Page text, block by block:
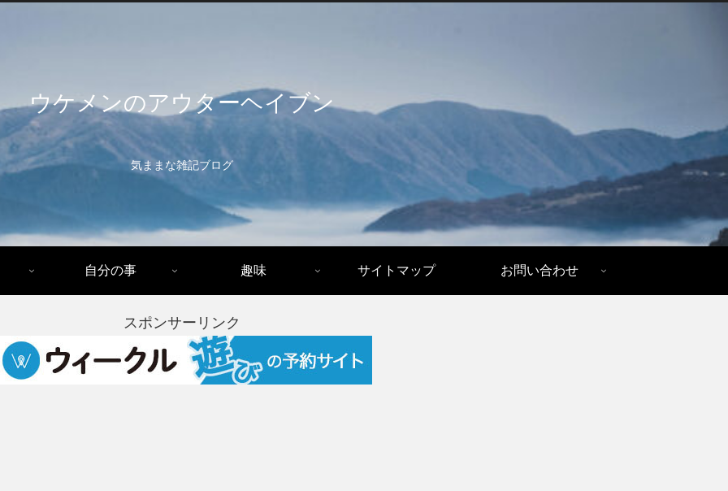
ウケメンのアウターヘイブン
気ままな雑記ブログ
自分の事 趣味 サイトマップ お問い合わせ
スポンサーリンク